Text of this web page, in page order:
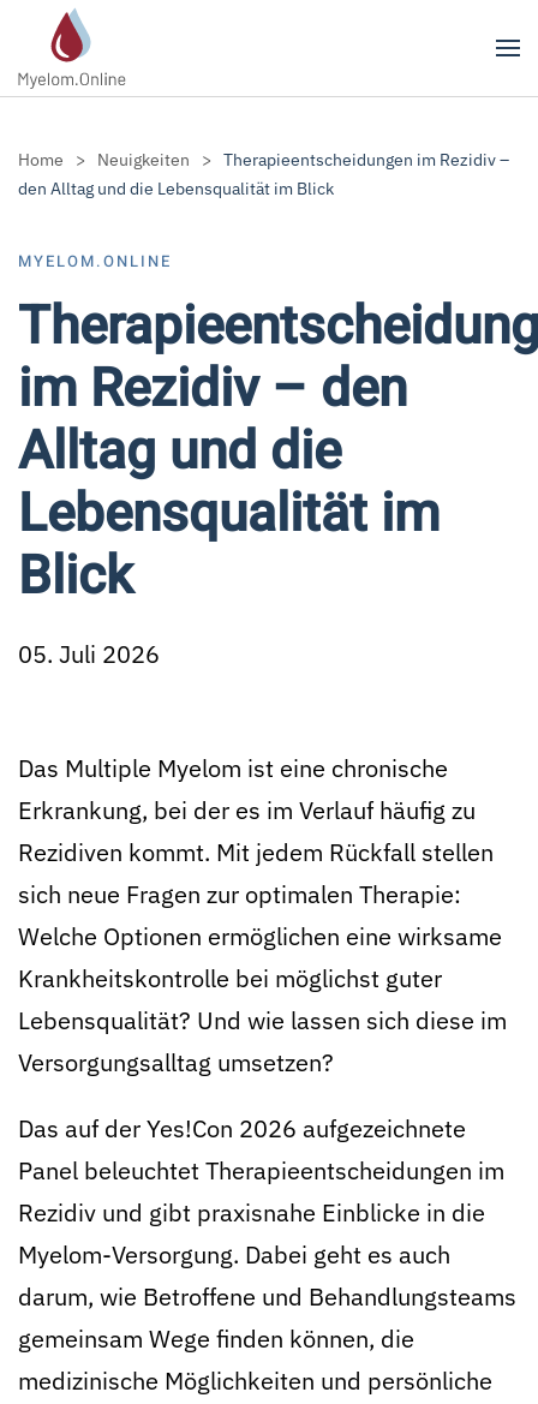
Zum Hauptinhalt springen
Home Neuigkeiten
Therapieentscheidungen im Rezidiv –
den Alltag und die Lebensqualität im Blick
MYELOM.ONLINE
im Rezidiv – den
Alltag und die
Lebensqualität im
Blick
05. Juli 2026
Das Multiple Myelom ist eine chronische
Erkrankung, bei der es im Verlauf häufig zu
Rezidiven kommt. Mit jedem Rückfall stellen
sich neue Fragen zur optimalen Therapie:
Welche Optionen ermöglichen eine wirksame
Krankheitskontrolle bei möglichst guter
Lebensqualität? Und wie lassen sich diese im
Versorgungsalltag umsetzen?
Das auf der Yes!Con 2026 aufgezeichnete
Panel beleuchtet Therapieentscheidungen im
Rezidiv und gibt praxisnahe Einblicke in die
Myelom-Versorgung. Dabei geht es auch
darum, wie Betroffene und Behandlungsteams
gemeinsam Wege finden können, die
medizinische Möglichkeiten und persönliche